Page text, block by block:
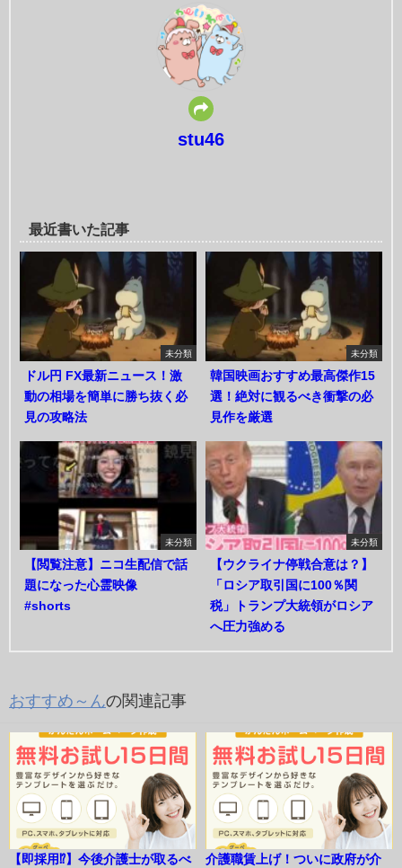
stu46
最近書いた記事
未分類
ドル円 FX最新ニュース！激
動の相場を簡単に勝ち抜く必
見の攻略法
未分類
韓国映画おすすめ最高傑作15
選！絶対に観るべき衝撃の必
見作を厳選
未分類
【閲覧注意】ニコ生配信で話
題になった心霊映像
#shorts
未分類
【ウクライナ停戦合意は？】
「ロシア取引国に100％関
税」トランプ大統領がロシア
へ圧力強める
おすすめ～んの関連記事
【即採用⁉︎】今後介護士が取るべ
介護職賃上げ！ついに政府が介